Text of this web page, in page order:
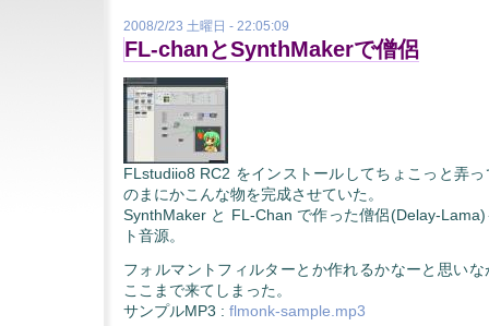
2008/2/23 土曜日 - 22:05:09
FL-chanとSynthMakerで僧侶
FLstudiio8 RC2 をインストールしてちょこっと弄
のまにかこんな物を完成させていた。
SynthMaker と FL-Chan で作った僧侶(Delay-
ト音源。
フォルマントフィルターとか作れるかなーと思い
ここまで来てしまった。
サンプルMP3 : flmonk-sample.mp3